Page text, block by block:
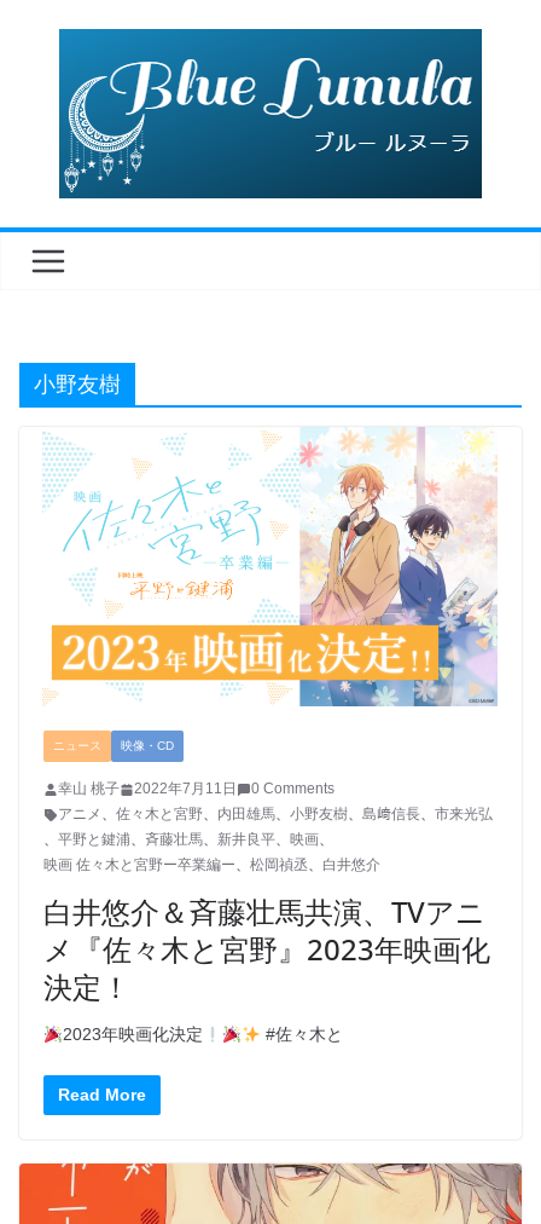
小野友樹
ニュース 映像・CD
幸山 桃子 2022年7月11日
0 Comments
アニメ 、 佐々木と宮野、 内田雄馬、 小野友樹、 島﨑信長、 市来光弘
、 平野と鍵浦、 斉藤壮馬、 新井良平、 映画、
映画 佐々木と宮野ー卒業編ー、 松岡禎丞、 白井悠介
白井悠介＆斉藤壮馬共演、TVアニ
メ『佐々木と宮野』2023年映画化
決定！
2023年映画化決定 #佐々木と
Read More